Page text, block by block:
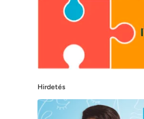
Hirdetés